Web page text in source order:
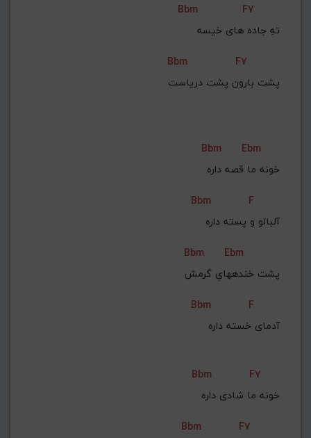
Bbm
F7
تهِ جاده های خیسه
Bbm
F7
پشت بارون پشت دریاست
Bbm
Ebm
خونه ما قصه داره
Bbm
F
آلبالو و پسته داره
Bbm
Ebm
پشت خندههایِ گرمش
Bbm
F
آدمای خسته داره
Bbm
F7
خونه ما شادی داره
Bbm
F7